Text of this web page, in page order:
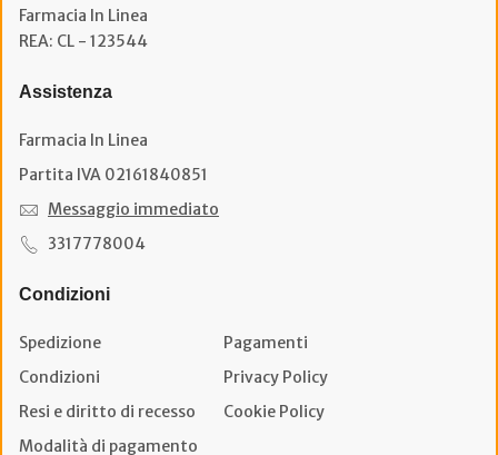
Farmacia In Linea
REA: CL - 123544
Assistenza
Farmacia In Linea
Partita IVA 02161840851
Messaggio immediato
3317778004
Condizioni
Spedizione
Pagamenti
Condizioni
Privacy Policy
Resi e diritto di recesso
Cookie Policy
Modalità di pagamento